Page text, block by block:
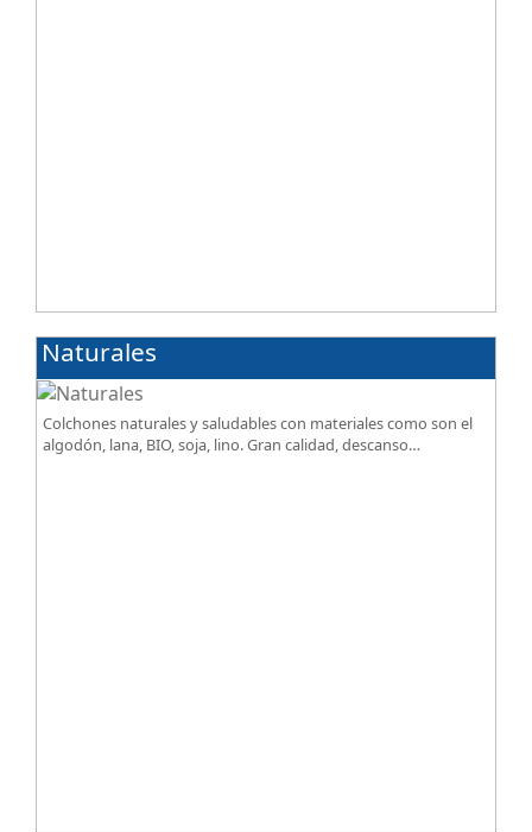
Naturales
Colchones naturales y saludables con materiales como son el
algodón, lana, BIO, soja, lino. Gran calidad, descanso